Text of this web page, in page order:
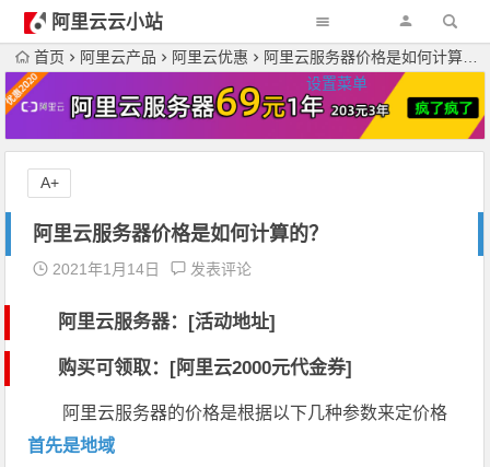
阿里云云小站
设置菜单
首页 阿里云产品 阿里云优惠 阿里云服务器价格是如何计算的？
阿里云服务器价格是如何计算的？
2021年1月14日 发表评论
阿里云服务器：[活动地址]
购买可领取：[阿里云2000元代金券]
阿里云服务器的价格是根据以下几种参数来定价格
首先是地域
A+